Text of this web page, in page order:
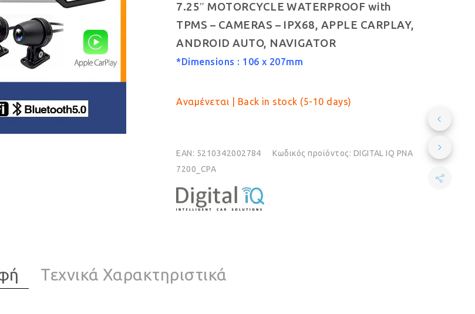
was:
€329.00.
τιμή
είναι:
€299.00.
7.25″ MOTORCYCLE WATERPROOF with
TPMS – CAMERAS – IPX68, APPLE CARPLAY,
ANDROID AUTO, NAVIGATOR
*Dimensions : 106 x 207mm
Αναμένεται | Back in stock (5-10 days)
EAN: 5210342002784 Κωδικός προϊόντος: DIGITAL IQ PNA
7200_CPA
Τεχνικά Χαρακτηριστικά